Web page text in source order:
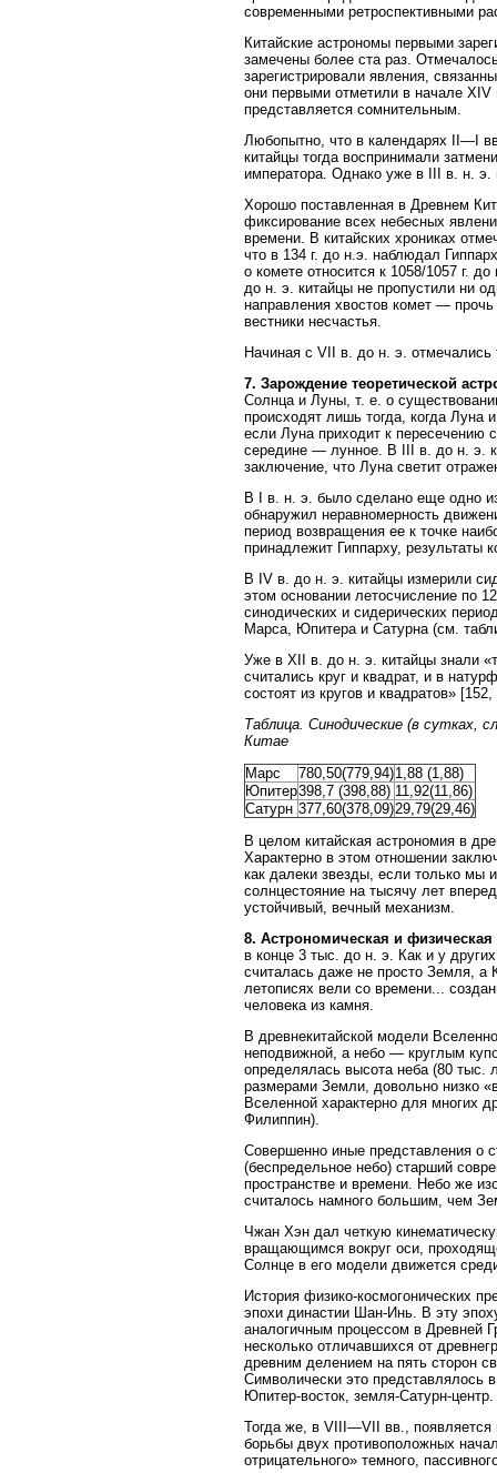
современными ретроспективными
Китайские астрономы первыми
замечены более ста раз.
зарегистрировали явления,
они первыми отметили в начале
представляется сомнительным.
Любопытно, что в календарях II—I
китайцы тогда воспринимали
императора. Однако уже в III в. н. э.
Хорошо поставленная в Древнем
фиксирование всех небесных
времени. В китайских хрониках
что в 134 г. до н.э. наблюдал
о комете относится к 1058/1057 г.
до н. э. китайцы не пропустили ни
направления хвостов комет —
вестники несчастья.
Начиная с VII в. до н. э. отмечались
7. Зарождение теоретической
Солнца и Луны, т. е. о
происходят лишь тогда, когда
если Луна приходит к пересечению
середине — лунное. В III в. до н. э.
заключение, что Луна светит
В I в. н. э. было сделано еще одно
обнаружил неравномерность
период возвращения ее к точке
принадлежит Гиппарху, результаты
В IV в. до н. э. китайцы измерили
этом основании летосчисление по
синодических и сидерических
Марса, Юпитера и Сатурна (см.
Уже в XII в. до н. э. китайцы знали
считались круг и квадрат, и в
состоят из кругов и квадратов»
Таблица. Синодические (в сутках,
Китае
Марс
780,50(779,94)1,88 (1,88)
Юпитер398,7 (398,88) 11,92(11,86)
Сатурн 377,60(378,09)29,79(29,46)
В целом китайская астрономия в
Характерно в этом отношении
как далеки звезды, если только мы
солнцестояние на тысячу лет
устойчивый, вечный механизм.
8. Астрономическая и
в конце 3 тыс. до н. э. Как и у
считалась даже не просто Земля, а
летописях вели со времени...
человека из камня.
В древнекитайской модели
неподвижной, а небо — круглым
определялась высота неба (80 тыс.
размерами Земли, довольно низко
Вселенной характерно для многих
Филиппин).
Совершенно иные представления о
(беспредельное небо) старший
пространстве и времени. Небо же
считалось намного большим, чем
Чжан Хэн дал четкую
вращающимся вокруг оси,
Солнце в его модели движется
История физико-космогонических
эпохи династии Шан-Инь. В эту
аналогичным процессом в Древней
несколько отличавшихся от
древним делением на пять сторон
Символически это представлялось
Юпитер-восток, земля-Сатурн-
Тогда же, в VIII—VII вв., появляется
борьбы двух противоположных
отрицательного» темного,